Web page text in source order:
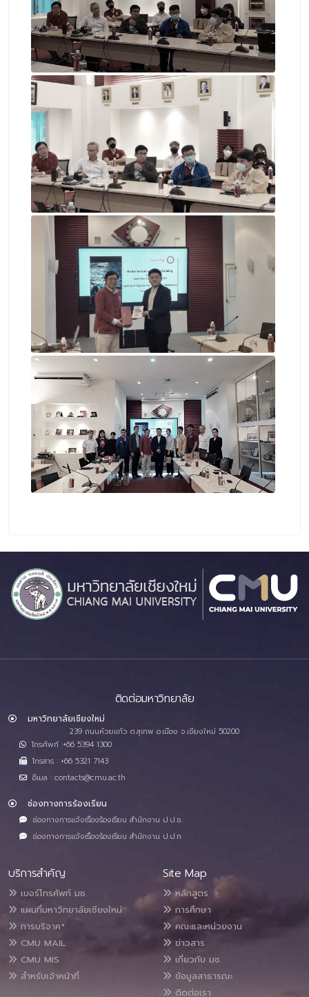
ติดต่อมหาวิทยาลัย
มหาวิทยาลัยเชียงใหม่
239 ถนนห้วยแก้ว ต.สุเทพ อ.เมือง จ.เชียงใหม่ 50200
โทรศัพท์ :+66 5394 1300
โทรสาร : +66 5321 7143
อีเมล : contacts@cmu.ac.th
ช่องทางการร้องเรียน
ช่องทางการแจ้งเรื่องร้องเรียน สำนักงาน ป.ป.ช.
ช่องทางการแจ้งเรื่องร้องเรียน สำนักงาน ป.ป.ท.
บริการสำคัญ
เบอร์โทรศัพท์ มช.
แผนที่มหาวิทยาลัยเชียงใหม่
การบริจาค*
CMU MAIL
CMU MIS
สำหรับเจ้าหน้าที่
Site Map
หลักสูตร
การศึกษา
คณะและหน่วยงาน
ข่าวสาร
เกี่ยวกับ มช.
ข้อมูลสาธารณะ
ติดต่อเรา